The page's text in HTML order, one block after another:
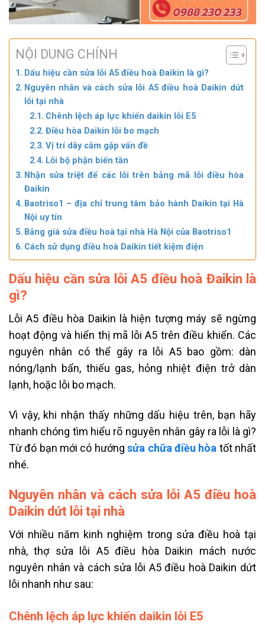
NỘI DUNG CHÍNH
Dấu hiệu cần sửa lỗi A5 điều hoà Đaikin là gì?
Nguyên nhân và cách sửa lỗi A5 điều hoà Daikin dứt
lỗi tại nhà
Chênh lệch áp lực khiến daikin lỗi E5
Điều hòa Daikin lỗi bo mạch
Vị trí dây cắm gặp vấn đề
Lỗi bộ phận biến tần
Nhận sửa triệt để các lỗi trên bảng mã lỗi điều hòa
Đaikin
Baotriso1 – địa chỉ trung tâm bảo hành Daikin tại Hà
Nội uy tín
Bảng giá sửa điều hoà tại nhà Hà Nội của Baotriso1
Cách sử dụng điều hoà Daikin tiết kiệm điện
Dấu hiệu cần sửa lỗi A5 điều hoà Đaikin là
gì?
Lỗi A5 điều hòa Daikin là hiện tượng máy sẽ ngừng
hoạt động và hiển thị mã lỗi A5 trên điều khiển. Các
nguyên nhân có thể gây ra lỗi A5 bao gồm: dàn
nóng/lạnh bẩn, thiếu gas, hỏng nhiệt điện trở dàn
lạnh, hoặc lỗi bo mạch.
Vì vậy, khi nhận thấy những dấu hiệu trên, bạn hãy
nhanh chóng tìm hiểu rõ nguyên nhân gây ra lỗi là gì?
Từ đó bạn mới có hướng sửa chữa điều hòa tốt nhất
nhé.
Nguyên nhân và cách sửa lỗi A5 điều hoà
Daikin dứt lỗi tại nhà
Với nhiều năm kinh nghiệm trong sửa điều hoà tại
nhà, thợ sửa lỗi A5 điều hòa Daikin mách nước
nguyên nhân và cách sửa lỗi A5 điều hoà Daikin dứt
lỗi nhanh như sau:
Chênh lệch áp lực khiến daikin lỗi E5